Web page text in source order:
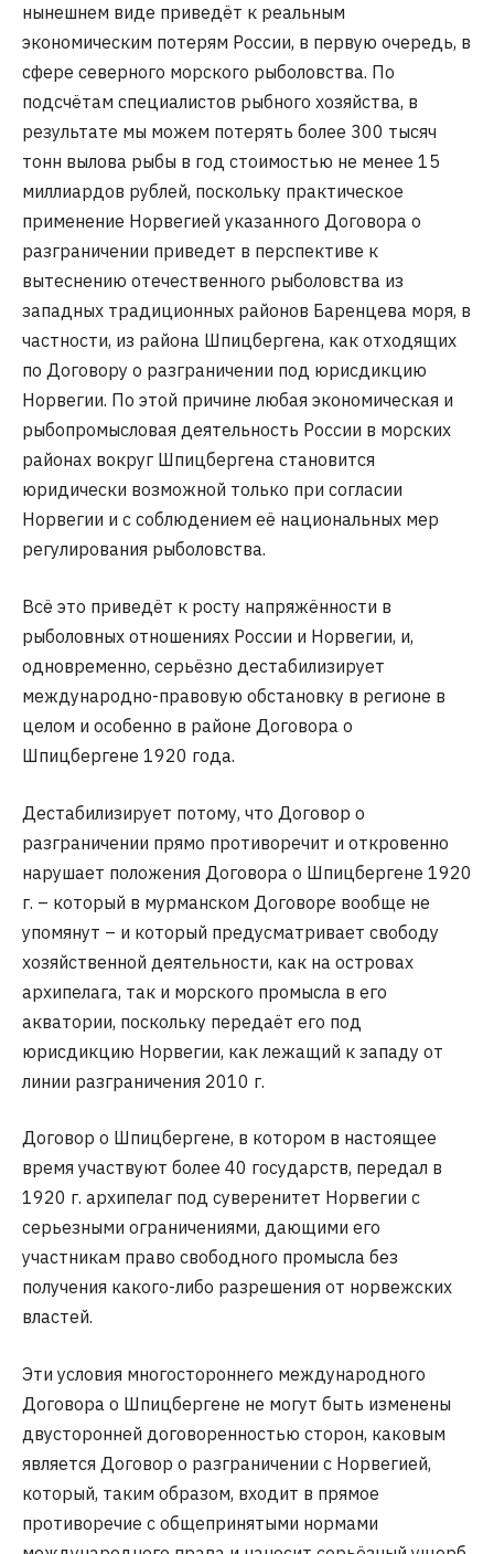
нынешнем виде приведёт к реальным
экономическим потерям России, в первую очередь, в
сфере северного морского рыболовства. По
подсчётам специалистов рыбного хозяйства, в
результате мы можем потерять более 300 тысяч
тонн вылова рыбы в год стоимостью не менее 15
миллиардов рублей, поскольку практическое
применение Норвегией указанного Договора о
разграничении приведет в перспективе к
вытеснению отечественного рыболовства из
западных традиционных районов Баренцева моря, в
частности, из района Шпицбергена, как отходящих
по Договору о разграничении под юрисдикцию
Норвегии. По этой причине любая экономическая и
рыбопромысловая деятельность России в морских
районах вокруг Шпицбергена становится
юридически возможной только при согласии
Норвегии и с соблюдением её национальных мер
регулирования рыболовства.
Всё это приведёт к росту напряжённости в
рыболовных отношениях России и Норвегии, и,
одновременно, серьёзно дестабилизирует
международно-правовую обстановку в регионе в
целом и особенно в районе Договора о
Шпицбергене 1920 года.
Дестабилизирует потому, что Договор о
разграничении прямо противоречит и откровенно
нарушает положения Договора о Шпицбергене 1920
г. – который в мурманском Договоре вообще не
упомянут – и который предусматривает свободу
хозяйственной деятельности, как на островах
архипелага, так и морского промысла в его
акватории, поскольку передаёт его под
юрисдикцию Норвегии, как лежащий к западу от
линии разграничения 2010 г.
Договор о Шпицбергене, в котором в настоящее
время участвуют более 40 государств, передал в
1920 г. архипелаг под суверенитет Норвегии с
серьезными ограничениями, дающими его
участникам право свободного промысла без
получения какого-либо разрешения от норвежских
властей.
Эти условия многостороннего международного
Договора о Шпицбергене не могут быть изменены
двусторонней договоренностью сторон, каковым
является Договор о разграничении с Норвегией,
который, таким образом, входит в прямое
противоречие с общепринятыми нормами